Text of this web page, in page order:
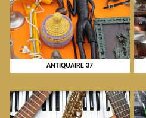
ANTIQUAIRE 37